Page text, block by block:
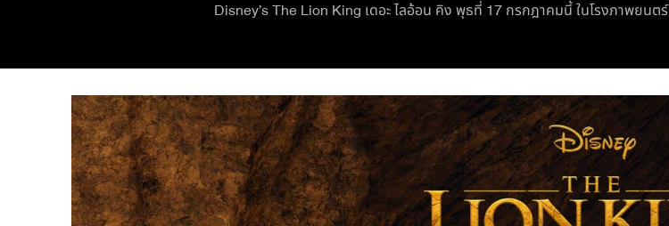
Disney’s The Lion King เดอะ ไลอ้อน คิง พุธที่ 17 กรกฎาคมนี้ ในโรงภาพยนตร์